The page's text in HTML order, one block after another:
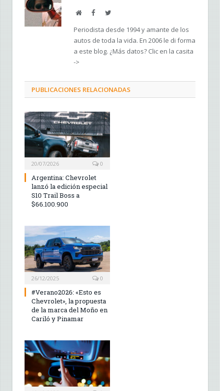
WebFacebookTwitter
Periodista desde 1994 y amante de los
autos de toda la vida. En 2006 le di forma
a este blog. ¿Más datos? Clic en la casita
->
PUBLICACIONES RELACIONADAS
20/07/2026 0
Argentina: Chevrolet
lanzó la edición especial
S10 Trail Boss a
$66.100.900
26/12/2025 0
#Verano2026: «Esto es
Chevrolet», la propuesta
de la marca del Moño en
Cariló y Pinamar